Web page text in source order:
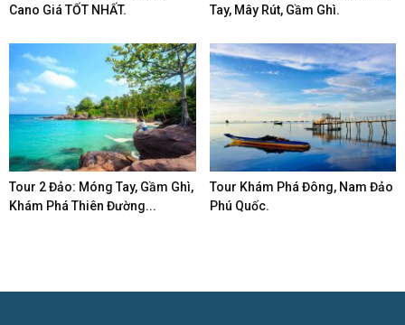
Cano Giá TỐT NHẤT.
Tay, Mây Rút, Gầm Ghì.
Tour 2 Đảo: Móng Tay, Gầm Ghì,
Khám Phá Thiên Đường...
Tour Khám Phá Đông, Nam Đảo
Phú Quốc.